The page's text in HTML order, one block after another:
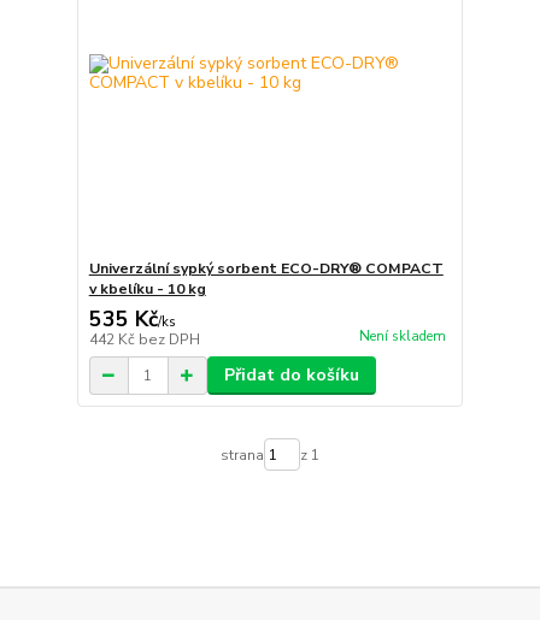
Univerzální sypký sorbent ECO-DRY® COMPACT
v kbelíku - 10 kg
535 Kč/ks
442 Kč bez DPH Není skladem
Přidat do košíku
strana z 1